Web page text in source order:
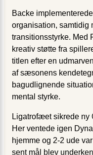
Backe
organisation, samtidig
transitionsstyrke. Med
kreativ støtte fra
titlen efter en
af sæsonens
bagudlignende
mental styrke.
Ligatrofæet sikrede ny
Her ventede igen
hjemme og 2-2 ude
sent mål blev